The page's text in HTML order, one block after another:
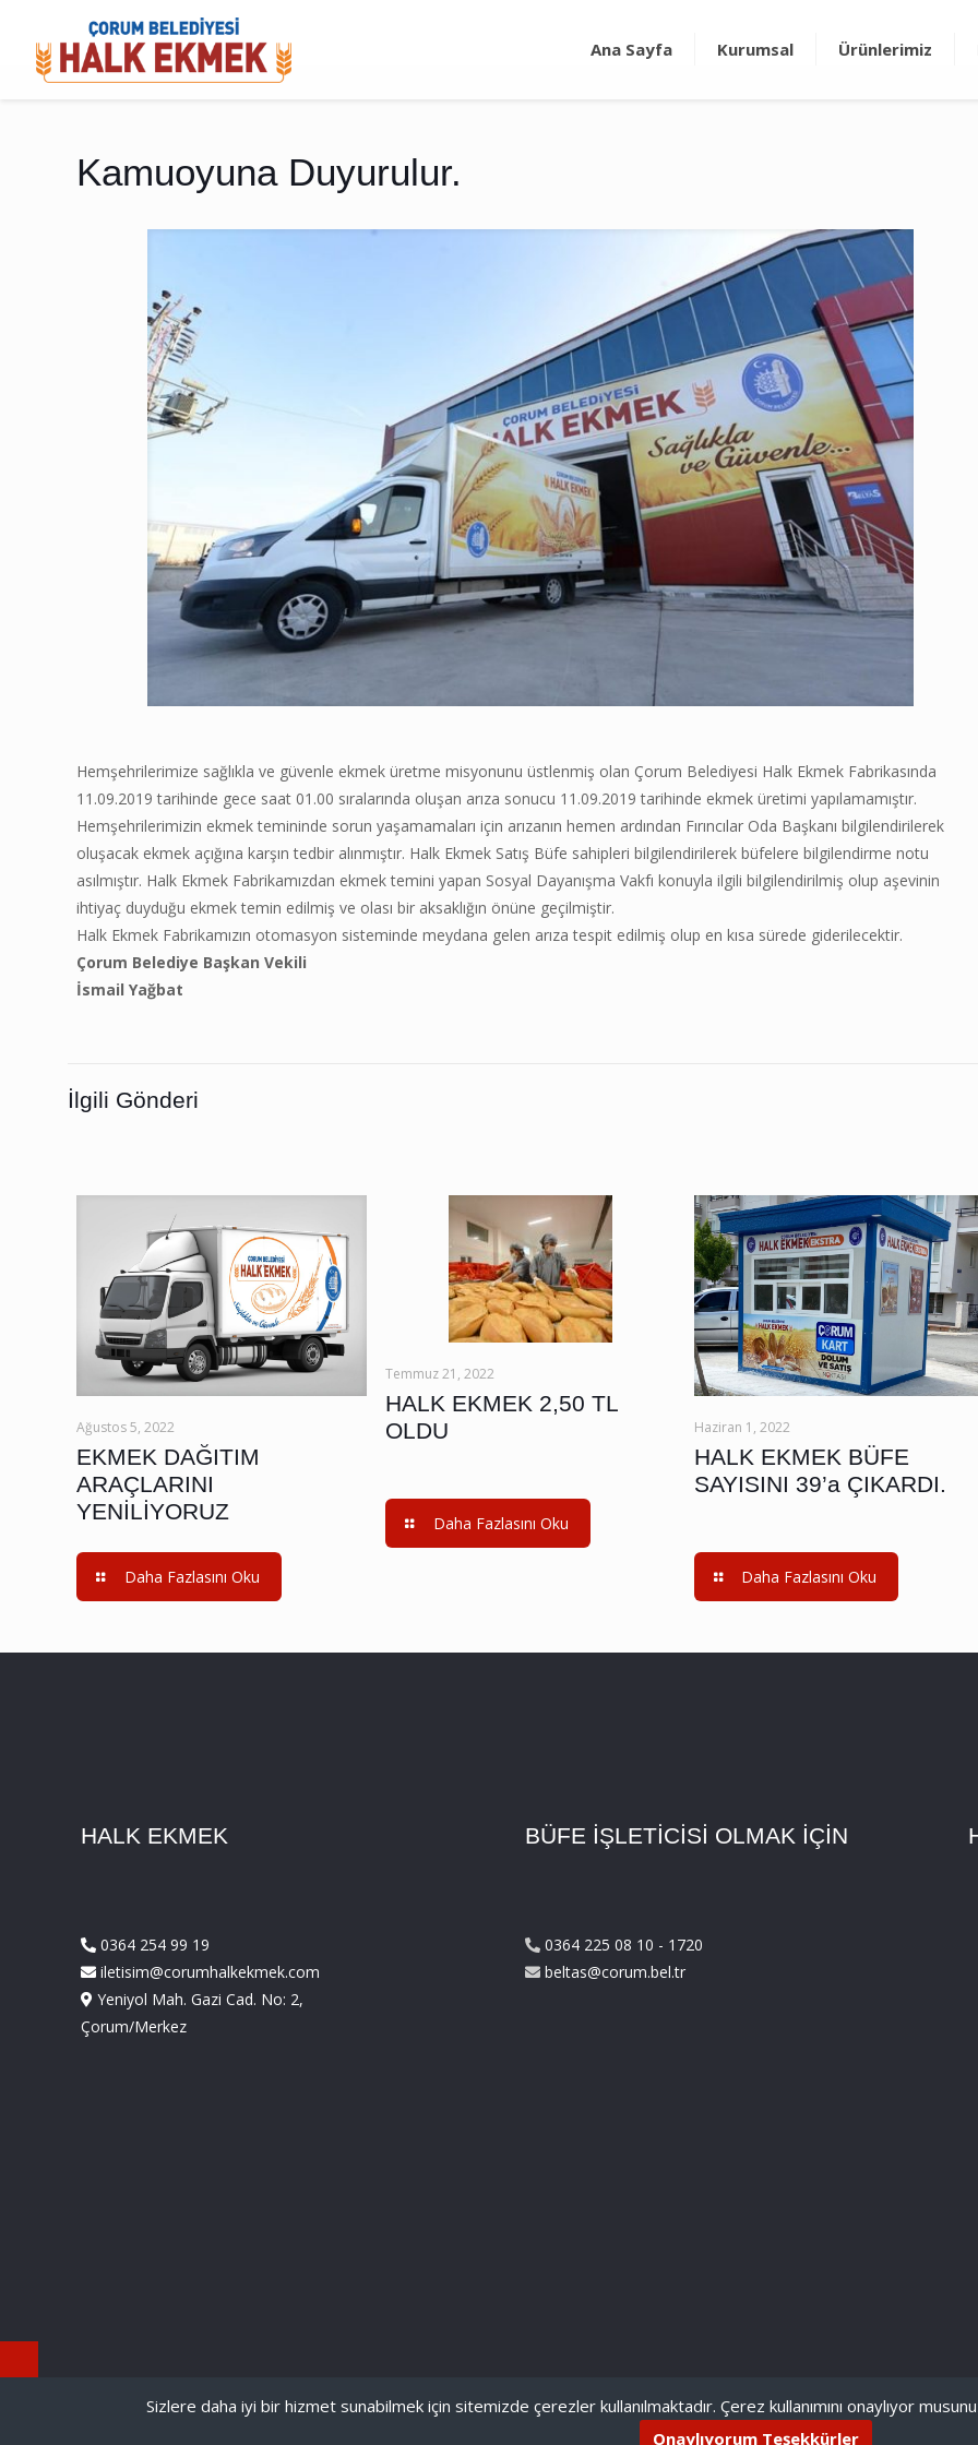
Ana Sayfa Kurumsal Ürünlerimiz
Kamuoyuna Duyurulur.
Hemşehrilerimize sağlıkla ve güvenle ekmek üretme misyonunu üstlenmiş olan Çorum Belediyesi Halk Ekmek Fabrikasında
11.09.2019 tarihinde gece saat 01.00 sıralarında oluşan arıza sonucu 11.09.2019 tarihinde ekmek üretimi yapılamamıştır.
Hemşehrilerimizin ekmek temininde sorun yaşamamaları için arızanın hemen ardından Fırıncılar Oda Başkanı bilgilendirilerek
oluşacak ekmek açığına karşın tedbir alınmıştır. Halk Ekmek Satış Büfe sahipleri bilgilendirilerek büfelere bilgilendirme notu
asılmıştır. Halk Ekmek Fabrikamızdan ekmek temini yapan Sosyal Dayanışma Vakfı konuyla ilgili bilgilendirilmiş olup aşevinin
ihtiyaç duyduğu ekmek temin edilmiş ve olası bir aksaklığın önüne geçilmiştir.
Halk Ekmek Fabrikamızın otomasyon sisteminde meydana gelen arıza tespit edilmiş olup en kısa sürede giderilecektir.
Çorum Belediye Başkan Vekili
İsmail Yağbat
İlgili Gönderi
Ağustos 5, 2022
EKMEK DAĞITIM
ARAÇLARINI
YENİLİYORUZ
Daha Fazlasını Oku
Temmuz 21, 2022
HALK EKMEK 2,50 TL
OLDU
Daha Fazlasını Oku
Haziran 1, 2022
HALK EKMEK BÜFE
SAYISINI 39’a ÇIKARDI.
Daha Fazlasını Oku
HALK EKMEK
0364 254 99 19
iletisim@corumhalkekmek.com
Yeniyol Mah. Gazi Cad. No: 2,
Çorum/Merkez
BÜFE İŞLETİCİSİ OLMAK İÇİN
0364 225 08 10 - 1720
beltas@corum.bel.tr
Sizlere daha iyi bir hizmet sunabilmek için sitemizde çerezler kullanılmaktadır. Çerez kullanımını onaylıyor
Onaylıyorum Teşekkürler